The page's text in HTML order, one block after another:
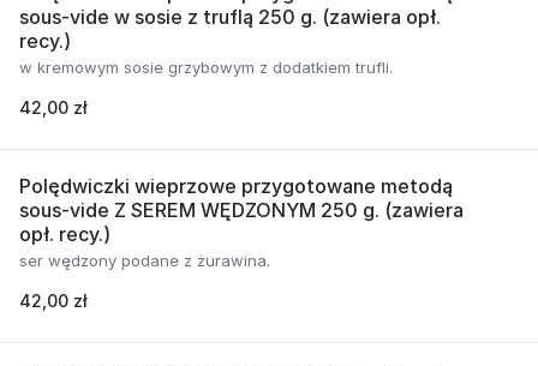
sous-vide w sosie z truflą 250 g. (zawiera opł.
recy.)
w kremowym sosie grzybowym z dodatkiem trufli.
42,00 zł
Polędwiczki wieprzowe przygotowane metodą
sous-vide Z SEREM WĘDZONYM 250 g. (zawiera
opł. recy.)
ser wędzony podane z żurawina.
42,00 zł